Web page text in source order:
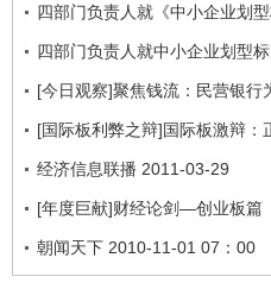
四部门负责人就《中小企业划
四部门负责人就中小企业划型
[今日观察]聚焦钱流：民营银行
[国际板利弊之辩]国际板激辩：
经济信息联播 2011-03-29
[年度巨献]财经论剑—创业板篇
朝闻天下 2010-11-01 07：00